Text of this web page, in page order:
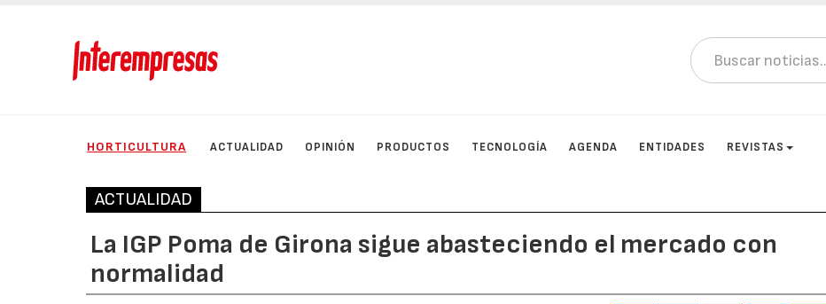
HORTICULTURA ACTUALIDAD OPINIÓN PRODUCTOS TECNOLOGÍA AGENDA ENTIDADES REVISTAS
ACTUALIDAD
La IGP Poma de Girona sigue abasteciendo el mercado con
normalidad